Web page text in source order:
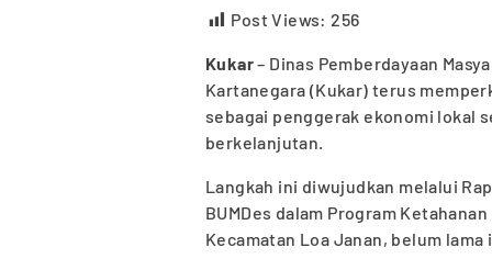
Post Views: 256
Kukar– Dinas Pemberdayaan
Kartanegara (Kukar) terus
sebagai penggerak ekonomi lokal
berkelanjutan.
Langkah ini diwujudkan melalui
BUMDes dalam Program
Kecamatan Loa Janan, belum lama